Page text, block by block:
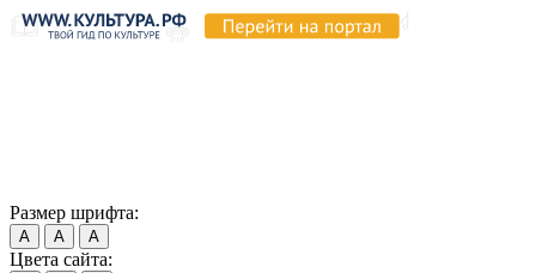
Размер шрифта:
А А А
Цвета сайта: